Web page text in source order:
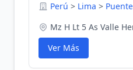
Perú > Lima >
Mz H Lt 5 As Valle
Ver Más